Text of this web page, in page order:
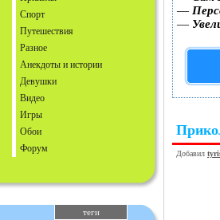
Спорт
Путешествия
Разное
Анекдоты и истории
Девушки
Видео
Игры
Обои
Форум
теги
—
—
Добавил